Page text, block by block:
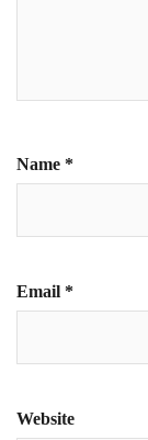
Name *
Email *
Website